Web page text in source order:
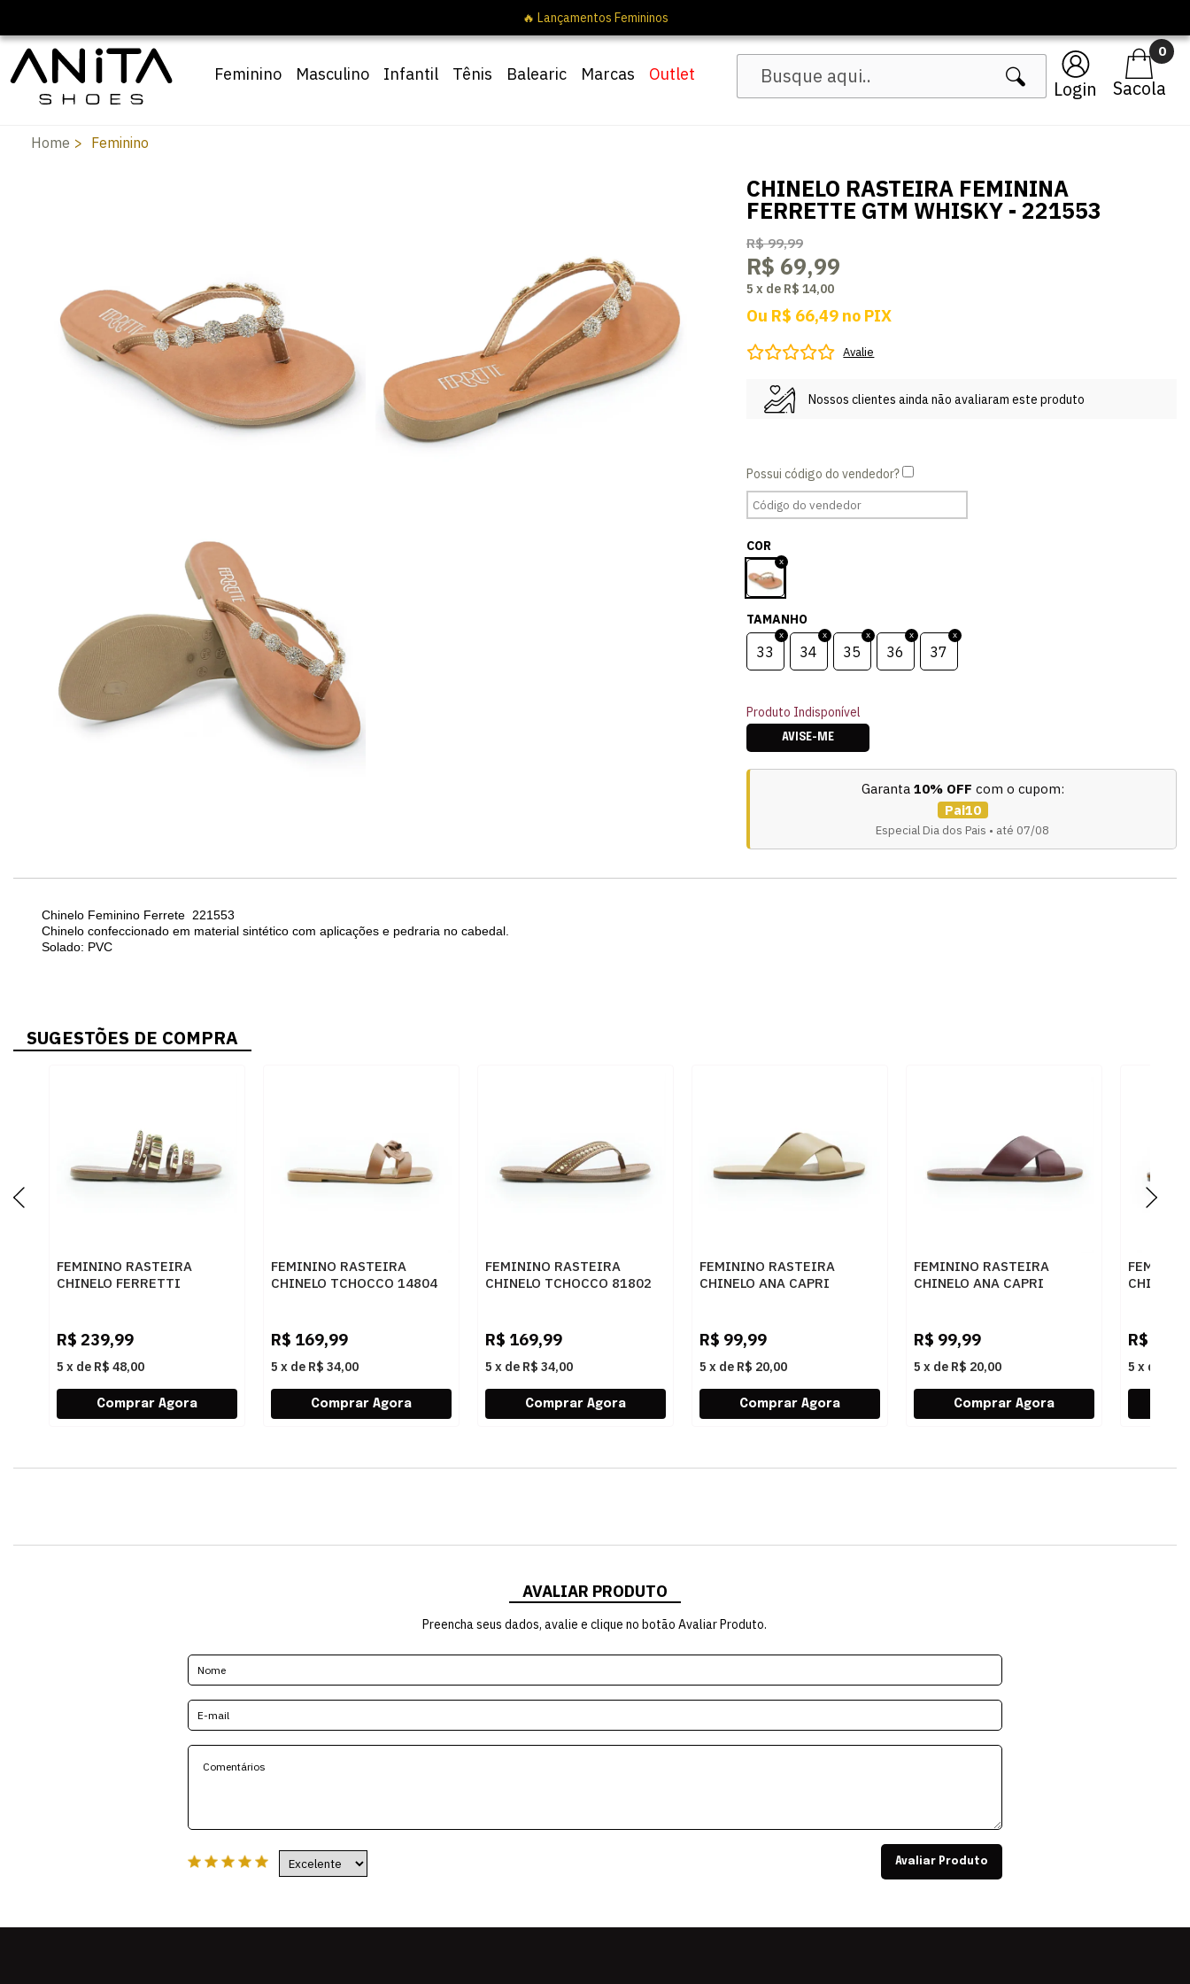
Login
0
Feminino Masculino Infantil Tênis Balearic Marcas Outlet
🔥 Lançamentos Femininos
Home Feminino
CHINELO RASTEIRA FEMININA
FERRETTE GTM WHISKY - 221553
R$ 99,99
R$ 69,99
5 x de R$ 14,00
Ou R$ 66,49 no PIX
Avalie
Nossos clientes ainda não avaliaram este produto
COR
TAMANHO
33 34 35 36 37
Produto Indisponível
AVISE-ME
Garanta 10% OFF com o cupom:
Pai10
Especial Dia dos Pais • até 07/08
Chinelo Feminino Ferrete 221553
Chinelo confeccionado em material sintético com aplicações e pedraria no cabedal.
Solado: PVC
SUGESTÕES DE COMPRA
FEMININO RASTEIRA
CHINELO FERRETTI
R$ 239,99
5 x de R$ 48,00
FEMININO RASTEIRA
CHINELO TCHOCCO 14804
R$ 169,99
5 x de R$ 34,00
FEMININO RASTEIRA
CHINELO TCHOCCO 81802
R$ 169,99
5 x de R$ 34,00
FEMININO RASTEIRA
CHINELO ANA CAPRI
R$ 99,99
5 x de R$ 20,00
FEMININO RASTEIRA
CHINELO ANA CAPRI
R$ 99,99
5 x de R$ 20,00
CHINELO
R$
5 x de
AVALIAR PRODUTO
Preencha seus dados, avalie e clique no botão Avaliar Produto.
Avaliar Produto